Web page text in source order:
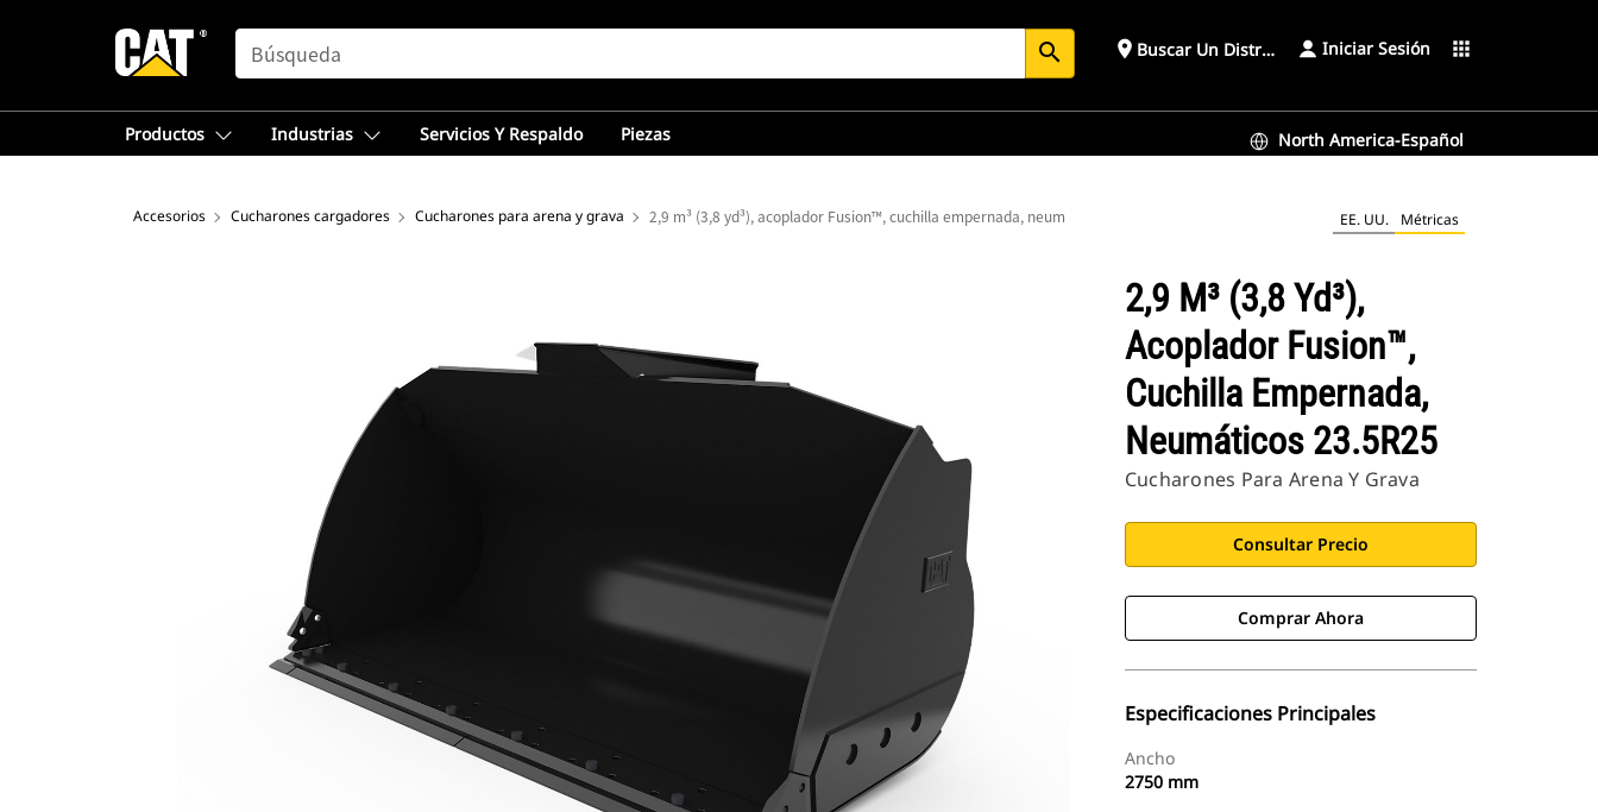
SEARCH search place Buscar Un Distribuidor Iniciar Sesión apps
Productos Industrias Servicios Y Respaldo Piezas North America-Español
Accesorios Cucharones cargadores Cucharones para arena y grava 2,9 m³ (3,8 yd³), acoplador Fusion™, cuchilla empernada, neumáticos 23.5R25 EE. UU. Métricas
2,9 M³ (3,8 Yd³),
Acoplador Fusion™,
Cuchilla Empernada,
Neumáticos 23.5R25
Cucharones Para Arena Y Grava
Consultar Precio
Comprar Ahora
Especificaciones Principales
Ancho
2750 mm